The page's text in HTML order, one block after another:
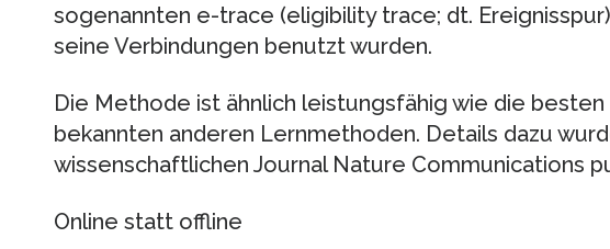
sogenannten e-trace (eligibility trace; dt.
seine Verbindungen benutzt wurden.
Die Methode ist ähnlich leistungsfähig wie die
bekannten anderen Lernmethoden. Details dazu
wissenschaftlichen Journal Nature Communications
Online statt offline